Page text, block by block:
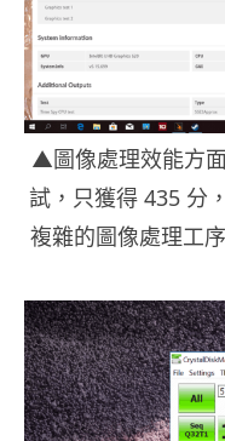
▲圖像處理效能方
試，只獲得 435 分
複雜的圖像處理工